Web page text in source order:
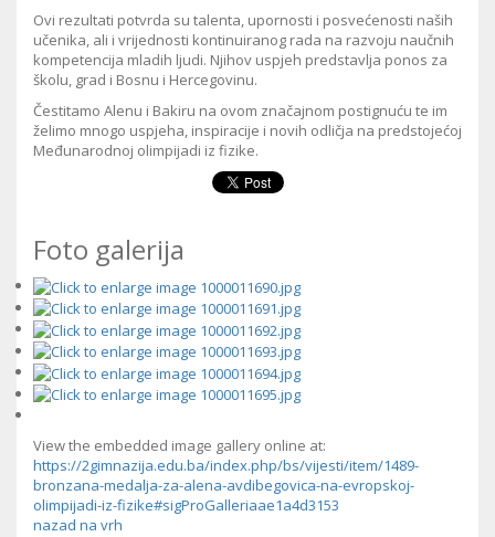
Ovi rezultati potvrda su talenta, upornosti i posvećenosti naših
učenika, ali i vrijednosti kontinuiranog rada na razvoju naučnih
kompetencija mladih ljudi. Njihov uspjeh predstavlja ponos za
školu, grad i Bosnu i Hercegovinu.
Čestitamo Alenu i Bakiru na ovom značajnom postignuću te im
želimo mnogo uspjeha, inspiracije i novih odličja na predstojećoj
Međunarodnoj olimpijadi iz fizike.
Foto galerija
View the embedded image gallery online at:
https://2gimnazija.edu.ba/index.php/bs/vijesti/item/1489-
bronzana-medalja-za-alena-avdibegovica-na-evropskoj-
olimpijadi-iz-fizike#sigProGalleriaae1a4d3153
nazad na vrh